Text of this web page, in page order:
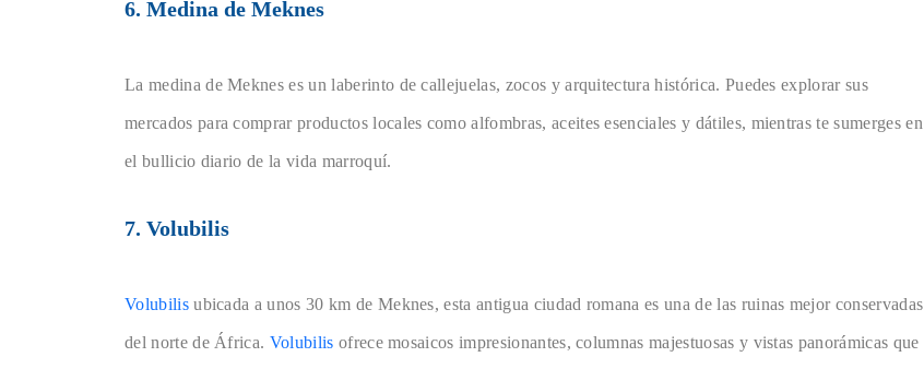
6. Medina de Meknes
La medina de Meknes es un laberinto de callejuelas, zocos y arquitectura histórica. Puedes explorar sus
mercados para comprar productos locales como alfombras, aceites esenciales y dátiles, mientras te sumerges en
el bullicio diario de la vida marroquí.
7. Volubilis
Volubilisubicada a unos 30 km de Meknes, esta antigua ciudad romana es una de las ruinas mejor conservadas
del norte de África. Volubilis ofrece mosaicos impresionantes, columnas majestuosas y vistas panorámicas que